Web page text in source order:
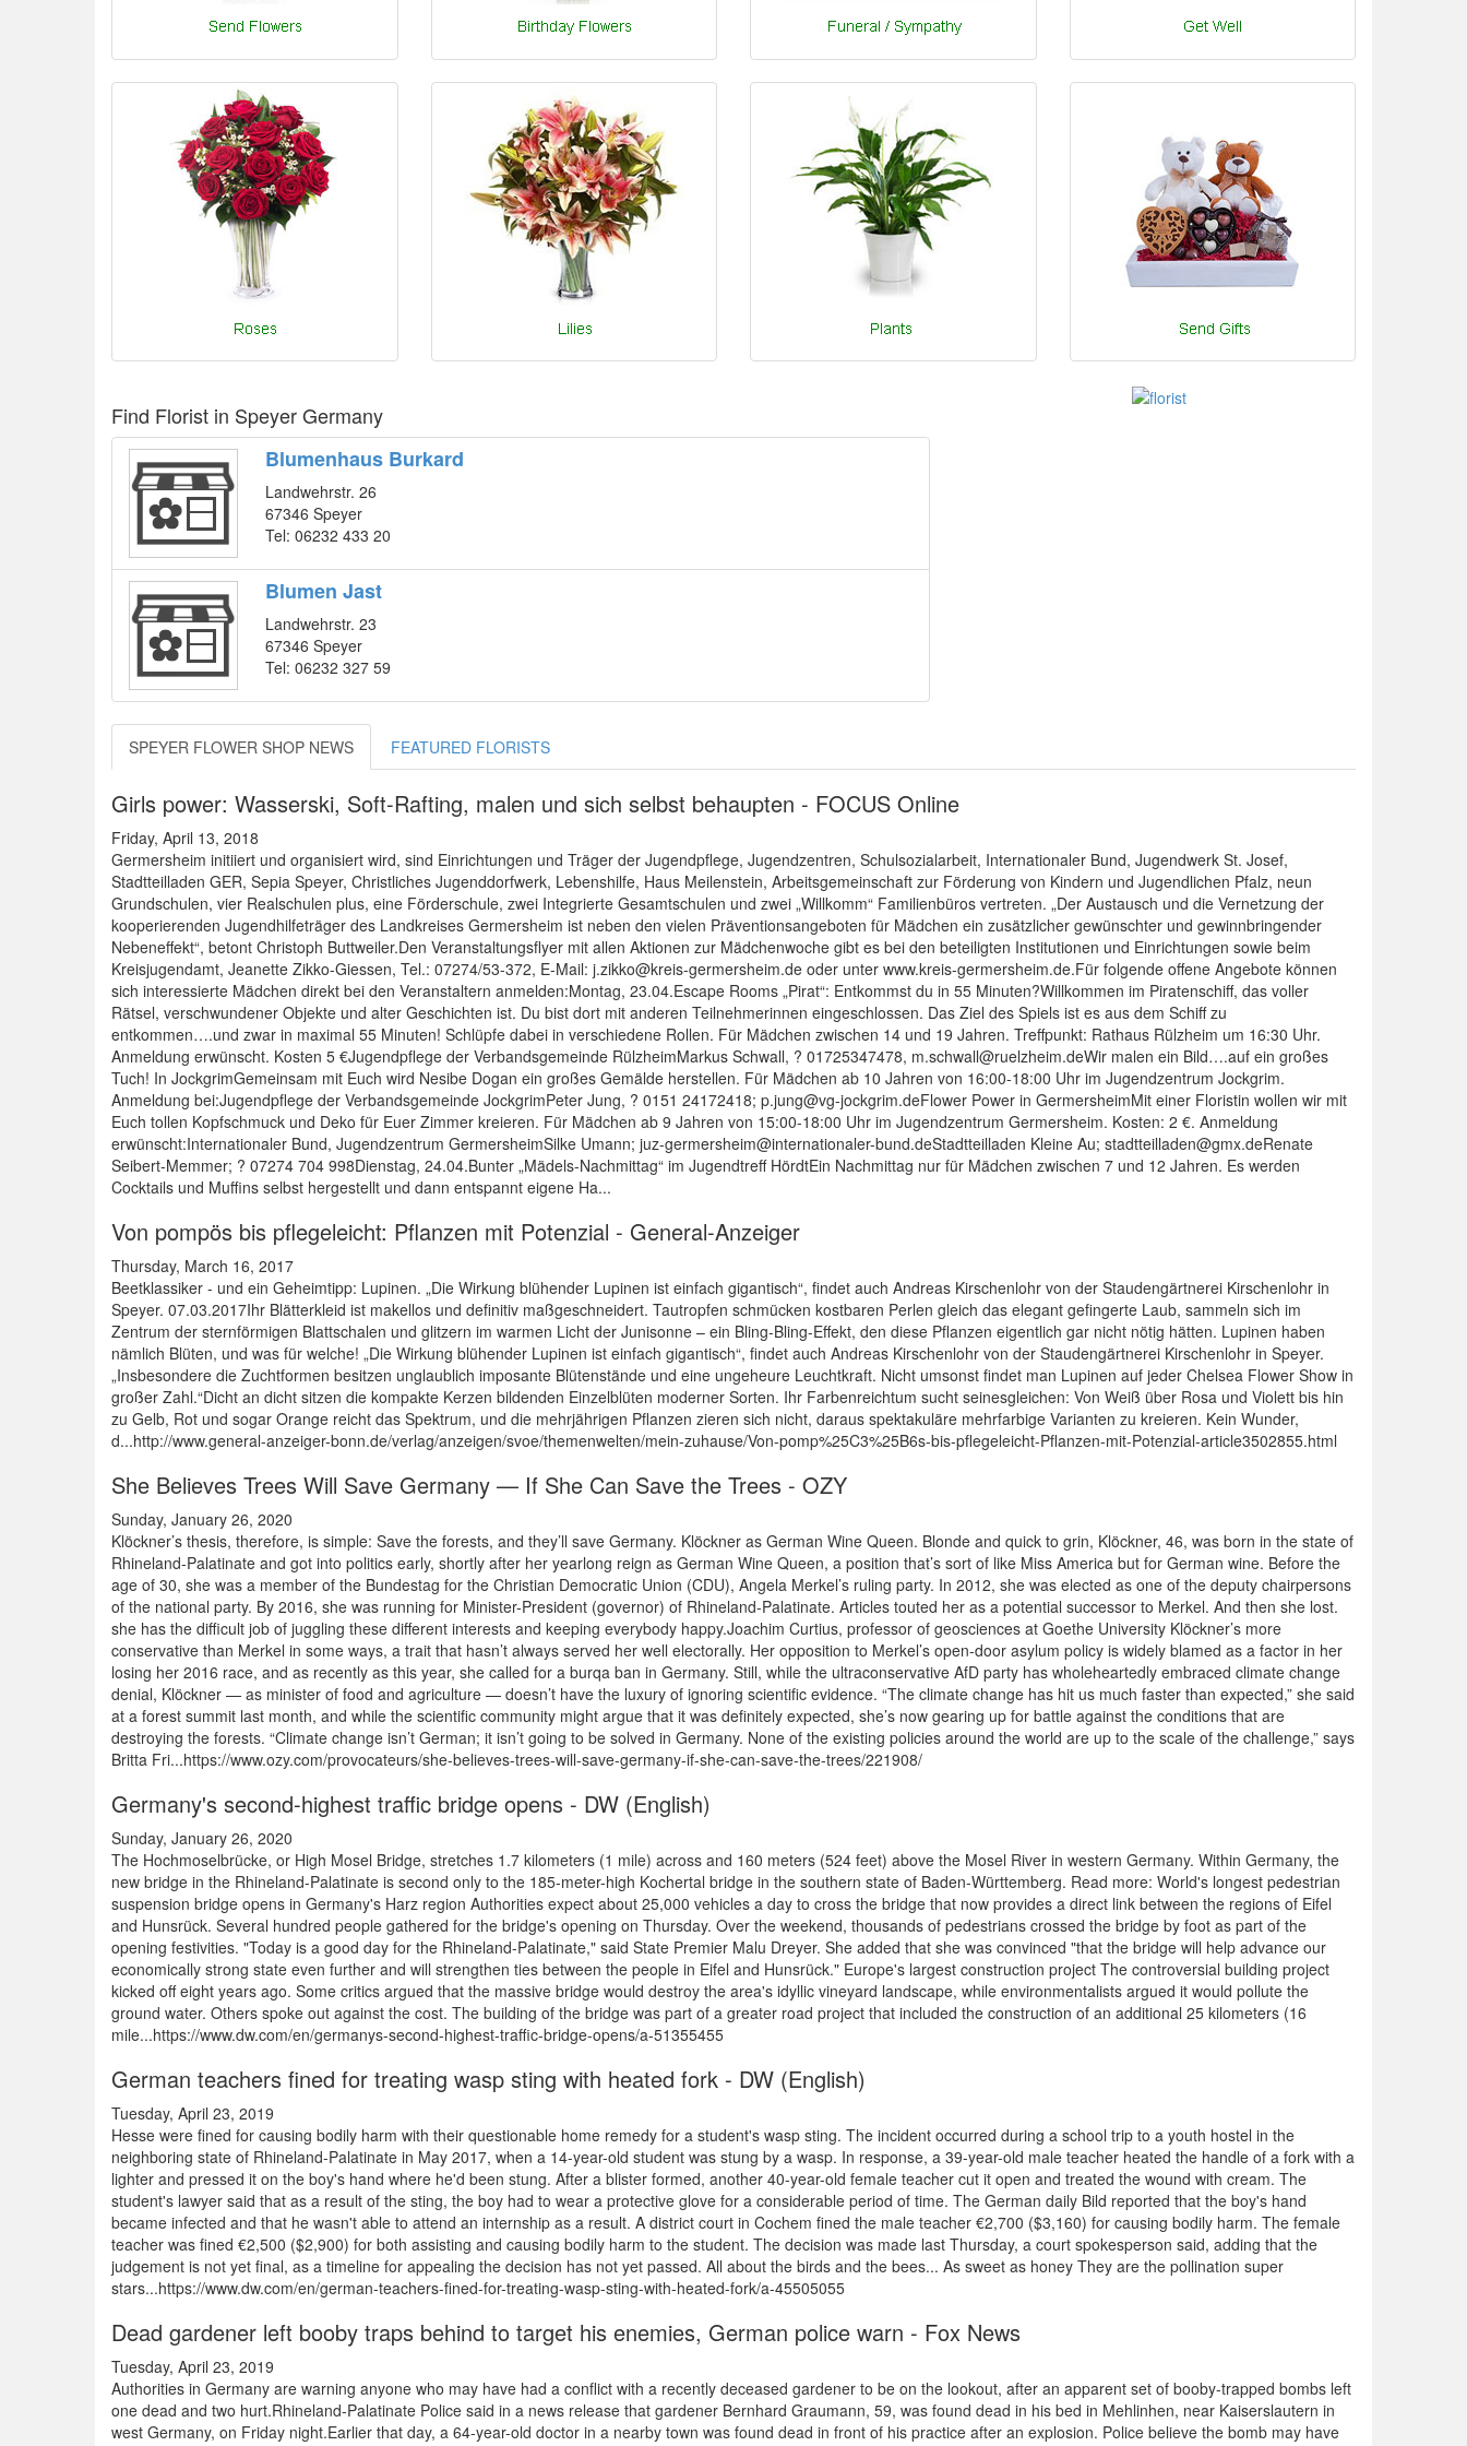
Find Florist in Speyer Germany
Blumenhaus Burkard
Landwehrstr. 26
67346 Speyer
Tel: 06232 433 20
Blumen Jast
Landwehrstr. 23
67346 Speyer
Tel: 06232 327 59
SPEYER FLOWER SHOP NEWS FEATURED FLORISTS
Girls power: Wasserski, Soft-Rafting, malen und sich selbst behaupten - FOCUS Online
Friday, April 13, 2018
Germersheim initiiert und organisiert wird, sind Einrichtungen und Träger der Jugendpflege, Jugendzentren, Schulsozialarbeit, Internationaler Bund, Jugendwerk St. Josef,
Stadtteilladen GER, Sepia Speyer, Christliches Jugenddorfwerk, Lebenshilfe, Haus Meilenstein, Arbeitsgemeinschaft zur Förderung von Kindern und Jugendlichen Pfalz, neun
Grundschulen, vier Realschulen plus, eine Förderschule, zwei Integrierte Gesamtschulen und zwei „Willkomm“ Familienbüros vertreten. „Der Austausch und die Vernetzung der
kooperierenden Jugendhilfeträger des Landkreises Germersheim ist neben den vielen Präventionsangeboten für Mädchen ein zusätzlicher gewünschter und gewinnbringender
Nebeneffekt“, betont Christoph Buttweiler.Den Veranstaltungsflyer mit allen Aktionen zur Mädchenwoche gibt es bei den beteiligten Institutionen und Einrichtungen sowie beim
Kreisjugendamt, Jeanette Zikko-Giessen, Tel.: 07274/53-372, E-Mail: j.zikko@kreis-germersheim.de oder unter www.kreis-germersheim.de.Für folgende offene Angebote können
sich interessierte Mädchen direkt bei den Veranstaltern anmelden:Montag, 23.04.Escape Rooms „Pirat“: Entkommst du in 55 Minuten?Willkommen im Piratenschiff, das voller
Rätsel, verschwundener Objekte und alter Geschichten ist. Du bist dort mit anderen Teilnehmerinnen eingeschlossen. Das Ziel des Spiels ist es aus dem Schiff zu
entkommen….und zwar in maximal 55 Minuten! Schlüpfe dabei in verschiedene Rollen. Für Mädchen zwischen 14 und 19 Jahren. Treffpunkt: Rathaus Rülzheim um 16:30 Uhr.
Anmeldung erwünscht. Kosten 5 €Jugendpflege der Verbandsgemeinde RülzheimMarkus Schwall, ? 01725347478, m.schwall@ruelzheim.deWir malen ein Bild….auf ein großes
Tuch! In JockgrimGemeinsam mit Euch wird Nesibe Dogan ein großes Gemälde herstellen. Für Mädchen ab 10 Jahren von 16:00-18:00 Uhr im Jugendzentrum Jockgrim.
Anmeldung bei:Jugendpflege der Verbandsgemeinde JockgrimPeter Jung, ? 0151 24172418; p.jung@vg-jockgrim.deFlower Power in GermersheimMit einer Floristin wollen wir mit
Euch tollen Kopfschmuck und Deko für Euer Zimmer kreieren. Für Mädchen ab 9 Jahren von 15:00-18:00 Uhr im Jugendzentrum Germersheim. Kosten: 2 €. Anmeldung
erwünscht:Internationaler Bund, Jugendzentrum GermersheimSilke Umann; juz-germersheim@internationaler-bund.deStadtteilladen Kleine Au; stadtteilladen@gmx.deRenate
Seibert-Memmer; ? 07274 704 998Dienstag, 24.04.Bunter „Mädels-Nachmittag“ im Jugendtreff HördtEin Nachmittag nur für Mädchen zwischen 7 und 12 Jahren. Es werden
Cocktails und Muffins selbst hergestellt und dann entspannt eigene Ha...
Von pompös bis pflegeleicht: Pflanzen mit Potenzial - General-Anzeiger
Thursday, March 16, 2017
Beetklassiker - und ein Geheimtipp: Lupinen. „Die Wirkung blühender Lupinen ist einfach gigantisch“, findet auch Andreas Kirschenlohr von der Staudengärtnerei Kirschenlohr in
Speyer. 07.03.2017Ihr Blätterkleid ist makellos und definitiv maßgeschneidert. Tautropfen schmücken kostbaren Perlen gleich das elegant gefingerte Laub, sammeln sich im
Zentrum der sternförmigen Blattschalen und glitzern im warmen Licht der Junisonne – ein Bling-Bling-Effekt, den diese Pflanzen eigentlich gar nicht nötig hätten. Lupinen haben
nämlich Blüten, und was für welche! „Die Wirkung blühender Lupinen ist einfach gigantisch“, findet auch Andreas Kirschenlohr von der Staudengärtnerei Kirschenlohr in Speyer.
„Insbesondere die Zuchtformen besitzen unglaublich imposante Blütenstände und eine ungeheure Leuchtkraft. Nicht umsonst findet man Lupinen auf jeder Chelsea Flower Show in
großer Zahl.“Dicht an dicht sitzen die kompakte Kerzen bildenden Einzelblüten moderner Sorten. Ihr Farbenreichtum sucht seinesgleichen: Von Weiß über Rosa und Violett bis hin
zu Gelb, Rot und sogar Orange reicht das Spektrum, und die mehrjährigen Pflanzen zieren sich nicht, daraus spektakuläre mehrfarbige Varianten zu kreieren. Kein Wunder,
d...http://www.general-anzeiger-bonn.de/verlag/anzeigen/svoe/themenwelten/mein-zuhause/Von-pomp%25C3%25B6s-bis-pflegeleicht-Pflanzen-mit-Potenzial-article3502855.html
She Believes Trees Will Save Germany — If She Can Save the Trees - OZY
Sunday, January 26, 2020
Klöckner’s thesis, therefore, is simple: Save the forests, and they’ll save Germany. Klöckner as German Wine Queen. Blonde and quick to grin, Klöckner, 46, was born in the state of
Rhineland-Palatinate and got into politics early, shortly after her yearlong reign as German Wine Queen, a position that’s sort of like Miss America but for German wine. Before the
age of 30, she was a member of the Bundestag for the Christian Democratic Union (CDU), Angela Merkel’s ruling party. In 2012, she was elected as one of the deputy chairpersons
of the national party. By 2016, she was running for Minister-President (governor) of Rhineland-Palatinate. Articles touted her as a potential successor to Merkel. And then she lost.
she has the difficult job of juggling these different interests and keeping everybody happy.Joachim Curtius, professor of geosciences at Goethe University Klöckner’s more
conservative than Merkel in some ways, a trait that hasn’t always served her well electorally. Her opposition to Merkel’s open-door asylum policy is widely blamed as a factor in her
losing her 2016 race, and as recently as this year, she called for a burqa ban in Germany. Still, while the ultraconservative AfD party has wholeheartedly embraced climate change
denial, Klöckner — as minister of food and agriculture — doesn’t have the luxury of ignoring scientific evidence. “The climate change has hit us much faster than expected,” she said
at a forest summit last month, and while the scientific community might argue that it was definitely expected, she’s now gearing up for battle against the conditions that are
destroying the forests. “Climate change isn’t German; it isn’t going to be solved in Germany. None of the existing policies around the world are up to the scale of the challenge,” says
Britta Fri...https://www.ozy.com/provocateurs/she-believes-trees-will-save-germany-if-she-can-save-the-trees/221908/
Germany's second-highest traffic bridge opens - DW (English)
Sunday, January 26, 2020
The Hochmoselbrücke, or High Mosel Bridge, stretches 1.7 kilometers (1 mile) across and 160 meters (524 feet) above the Mosel River in western Germany. Within Germany, the
new bridge in the Rhineland-Palatinate is second only to the 185-meter-high Kochertal bridge in the southern state of Baden-Württemberg. Read more: World's longest pedestrian
suspension bridge opens in Germany's Harz region Authorities expect about 25,000 vehicles a day to cross the bridge that now provides a direct link between the regions of Eifel
and Hunsrück. Several hundred people gathered for the bridge's opening on Thursday. Over the weekend, thousands of pedestrians crossed the bridge by foot as part of the
opening festivities. "Today is a good day for the Rhineland-Palatinate," said State Premier Malu Dreyer. She added that she was convinced "that the bridge will help advance our
economically strong state even further and will strengthen ties between the people in Eifel and Hunsrück." Europe's largest construction project The controversial building project
kicked off eight years ago. Some critics argued that the massive bridge would destroy the area's idyllic vineyard landscape, while environmentalists argued it would pollute the
ground water. Others spoke out against the cost. The building of the bridge was part of a greater road project that included the construction of an additional 25 kilometers (16
mile...https://www.dw.com/en/germanys-second-highest-traffic-bridge-opens/a-51355455
German teachers fined for treating wasp sting with heated fork - DW (English)
Tuesday, April 23, 2019
Hesse were fined for causing bodily harm with their questionable home remedy for a student's wasp sting. The incident occurred during a school trip to a youth hostel in the
neighboring state of Rhineland-Palatinate in May 2017, when a 14-year-old student was stung by a wasp. In response, a 39-year-old male teacher heated the handle of a fork with a
lighter and pressed it on the boy's hand where he'd been stung. After a blister formed, another 40-year-old female teacher cut it open and treated the wound with cream. The
student's lawyer said that as a result of the sting, the boy had to wear a protective glove for a considerable period of time. The German daily Bild reported that the boy's hand
became infected and that he wasn't able to attend an internship as a result. A district court in Cochem fined the male teacher €2,700 ($3,160) for causing bodily harm. The female
teacher was fined €2,500 ($2,900) for both assisting and causing bodily harm to the student. The decision was made last Thursday, a court spokesperson said, adding that the
judgement is not yet final, as a timeline for appealing the decision has not yet passed. All about the birds and the bees... As sweet as honey They are the pollination super
stars...https://www.dw.com/en/german-teachers-fined-for-treating-wasp-sting-with-heated-fork/a-45505055
Dead gardener left booby traps behind to target his enemies, German police warn - Fox News
Tuesday, April 23, 2019
Authorities in Germany are warning anyone who may have had a conflict with a recently deceased gardener to be on the lookout, after an apparent set of booby-trapped bombs left
one dead and two hurt.Rhineland-Palatinate Police said in a news release that gardener Bernhard Graumann, 59, was found dead in his bed in Mehlinhen, near Kaiserslautern in
west Germany, on Friday night.Earlier that day, a 64-year-old doctor in a nearby town was found dead in front of his practice after an explosion. Police believe the bomb may have